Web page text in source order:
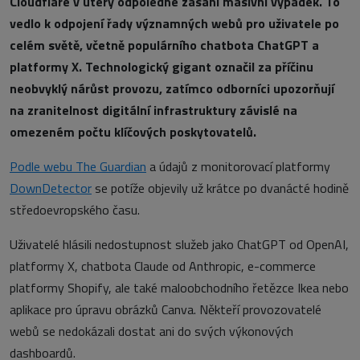
vedlo k odpojení řady významných webů pro uživatele po
celém světě, včetně populárního chatbota ChatGPT a
platformy X. Technologický gigant označil za příčinu
neobvyklý nárůst provozu, zatímco odborníci upozorňují
na zranitelnost digitální infrastruktury závislé na
omezeném počtu klíčových poskytovatelů.
Podle webu The Guardian a údajů z monitorovací platformy
DownDetector se potíže objevily už krátce po dvanácté hodině
středoevropského času.
Uživatelé hlásili nedostupnost služeb jako ChatGPT od OpenAI,
platformy X, chatbota Claude od Anthropic, e-commerce
platformy Shopify, ale také maloobchodního řetězce Ikea nebo
aplikace pro úpravu obrázků Canva. Někteří provozovatelé
webů se nedokázali dostat ani do svých výkonových
dashboardů.